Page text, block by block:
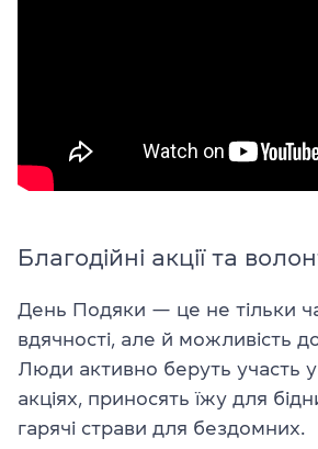
Благодійні акції та
День Подяки — це не тільки
вдячності, але й можливість
Люди активно беруть участь у
акціях, приносять їжу для
гарячі страви для бездомних.